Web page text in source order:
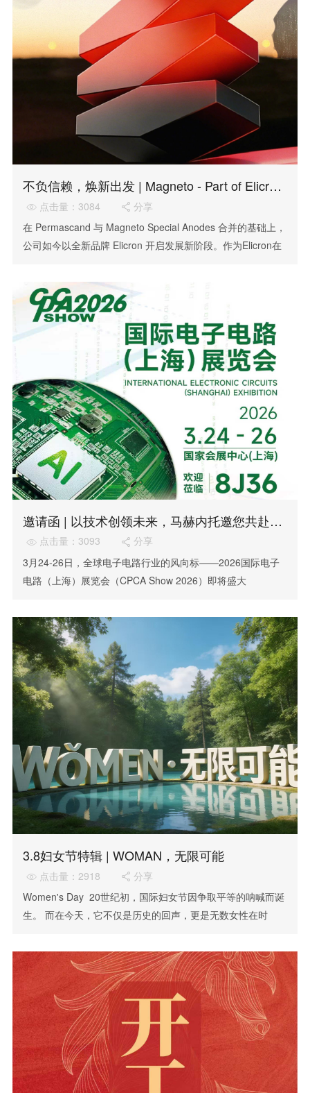
不负信赖，焕新出发 | Magneto - Part of Elicron 品牌标识发布
 点击量：3084  分享
在 Permascand 与 Magneto Special Anodes 合并的基础上，
公司如今以全新品牌 Elicron 开启发展新阶段。作为Elicron在
继续以“马赫内托（Magneto）”这一品牌名称面向市场，致力
于在催化涂层及高端电极领域建立全球领先地位。
邀请函 | 以技术创领未来，马赫内托邀您共赴CPCA Show 2026
 点击量：3093  分享
3月24-26日，全球电子电路行业的风向标——2026国际电子
电路（上海）展览会（CPCA Show 2026）即将盛大
3.8妇女节特辑 | WOMAN，无限可能
 点击量：2918  分享
Women's Day 20世纪初，国际妇女节因争取平等的呐喊而诞
生。 而在今天，它不仅是历史的回声，更是无数女性在时